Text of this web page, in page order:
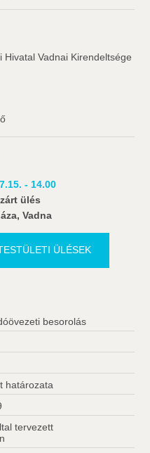
Vadnai Kirendeltsége
- 14.00
ülés
Vadna
ÜLÉSEK
besorolás
határozata
tervezett